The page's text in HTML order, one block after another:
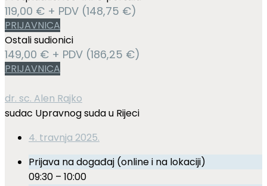
119,00 € + PDV (148,75 €)
PRIJAVNICA
Ostali sudionici
149,00 € + PDV (186,25 €)
PRIJAVNICA
dr. sc. Alen Rajko
sudac Upravnog suda u Rijeci
4. travnja 2025.
Prijava na događaj (online i na lokaciji)
09:30 – 10:00